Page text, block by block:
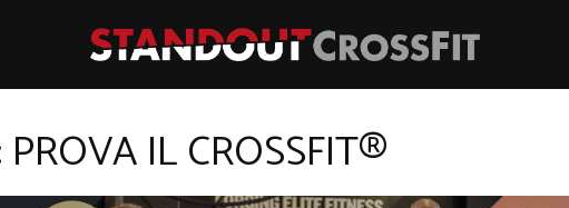
IL CROSSFIT®